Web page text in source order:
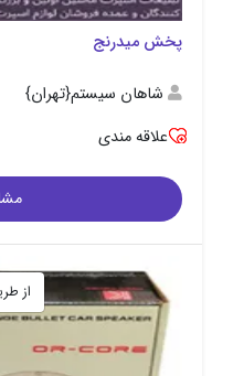
پخش میدرنج
شاهان سیستم{تهران}
علاقه مندی
از